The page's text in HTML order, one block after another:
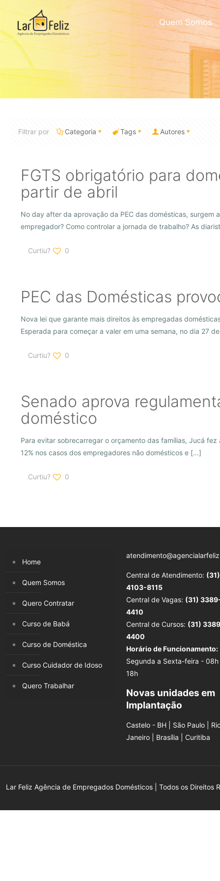
Quem Somos
Filtrar por Categoria Tags Autores
FGTS obrigatório para
partir de abril
No day after da aprovação da PEC das domésticas, surgem
empregador? Como controlar a jornada de trabalho? As
Curtiu? 0
PEC das Domésticas
Nova lei que garante mais direitos às empregadas
Esperada para começar a valer em uma semana, no dia 27 de
Curtiu? 0
Senado aprova
doméstico
Para evitar sobrecarregar o orçamento das famílias, Jucá
12% nos casos dos empregadores não domésticos e […]
Curtiu? 0
Home
Quem Somos
Quero Contratar
Curso de Babá
Curso de Doméstica
Curso Cuidador de Idoso
Quero Trabalhar
Central de Atendimento: (31)
4103-8115
Central de Vagas: (31)
4410
Central de Cursos: (31)
4400
Horário de Funcionamento:
Segunda a Sexta-feira - 08h
18h
Novas unidades em
Implantação
Castelo - BH | São Paulo |
Janeiro | Brasília | Curitiba
Lar Feliz Agência de Empregados Domésticos | Todos os Direitos